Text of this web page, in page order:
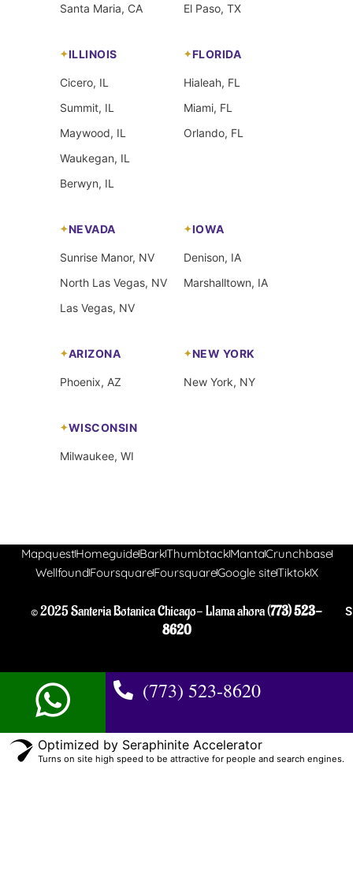
Santa Maria, CA
El Paso, TX
ILLINOIS
Cicero, IL
Summit, IL
Maywood, IL
Waukegan, IL
Berwyn, IL
FLORIDA
Hialeah, FL
Miami, FL
Orlando, FL
NEVADA
Sunrise Manor, NV
North Las Vegas, NV
Las Vegas, NV
IOWA
Denison, IA
Marshalltown, IA
ARIZONA
Phoenix, AZ
NEW YORK
New York, NY
WISCONSIN
Milwaukee, WI
MapquestHomeguideBarkThumbtackMantaCrunchbase
WellfoundFoursquareFoursquareGoogle siteTiktokX
© 2025 Santeria Botanica Chicago- Llama ahora (773) 523-
8620
(773) 523-8620
Optimized by Seraphinite Accelerator
Turns on site high speed to be attractive for people and search engines.